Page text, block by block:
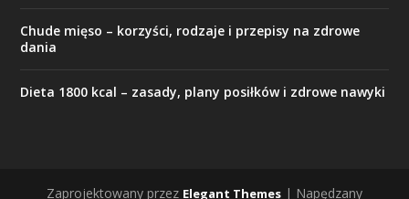
Chude mięso – korzyści, rodzaje i przepisy na zdrowe
dania
Dieta 1800 kcal – zasady, plany posiłków i zdrowe nawyki
Zaprojektowany przez Elegant Themes | Napędzany